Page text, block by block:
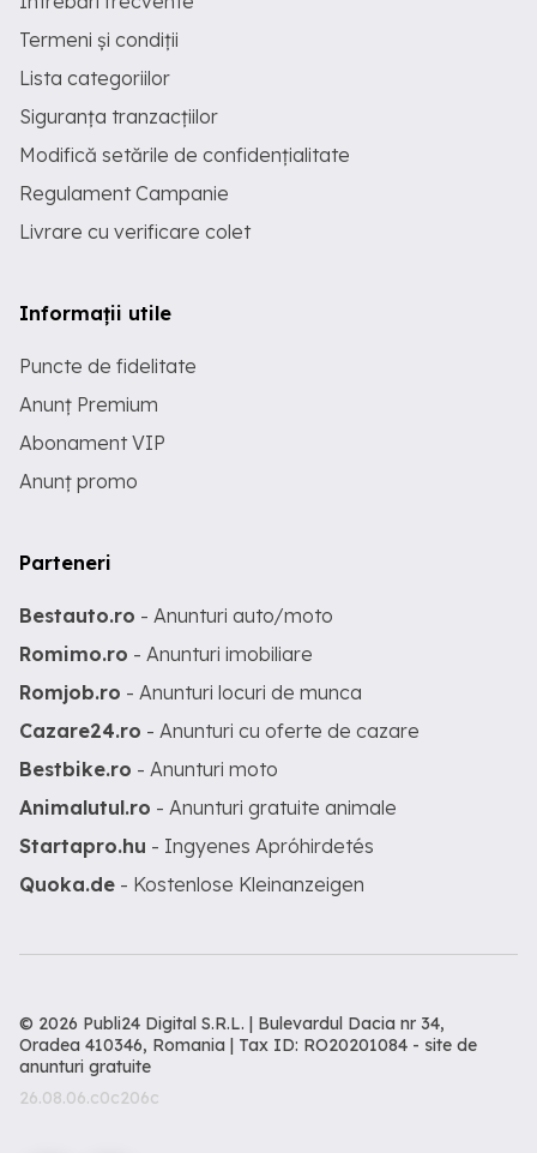
Termeni și condiții
Lista categoriilor
Siguranța tranzacțiilor
Modifică setările de confidențialitate
Regulament Campanie
Livrare cu verificare colet
Informații utile
Puncte de fidelitate
Anunț Premium
Abonament VIP
Anunț promo
Parteneri
Bestauto.ro - Anunturi auto/moto
Romimo.ro - Anunturi imobiliare
Romjob.ro - Anunturi locuri de munca
Cazare24.ro - Anunturi cu oferte de cazare
Bestbike.ro - Anunturi moto
Animalutul.ro - Anunturi gratuite animale
Startapro.hu - Ingyenes Apróhirdetés
Quoka.de - Kostenlose Kleinanzeigen
© 2026 Publi24 Digital S.R.L. | Bulevardul Dacia nr 34,
Oradea 410346, Romania | Tax ID: RO20201084 - site de
anunturi gratuite
26.08.06.c0c206c